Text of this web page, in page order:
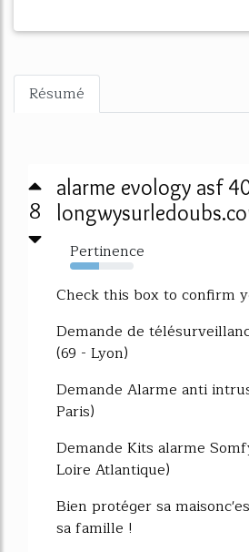
Résumé
8
alarme evology asf
Pertinence
45%
Check this box to confirm
Demande de
(69 - Lyon)
Demande Alarme anti
Paris)
Demande Kits alarme
Loire Atlantique)
Bien protéger sa
sa famille !